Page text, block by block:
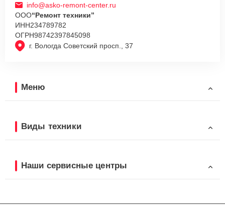
г. Вологда Советский просп., 37
info@asko-remont-center.ru
ООО“Ремонт техники”
ИНН234789782
ОГРН98742397845098
Меню
Виды техники
Наши сервисные центры